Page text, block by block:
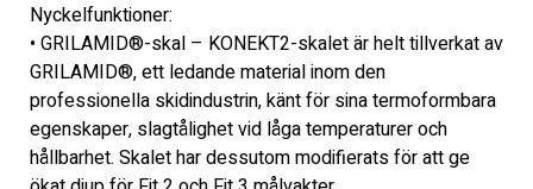
Nyckelfunktioner:
• GRILAMID®-skal – KONEKT2-skalet är helt tillverkat av
GRILAMID®, ett ledande material inom den
professionella skidindustrin, känt för sina termoformbara
egenskaper, slagtålighet vid låga temperaturer och
hållbarhet. Skalet har dessutom modifierats för att ge